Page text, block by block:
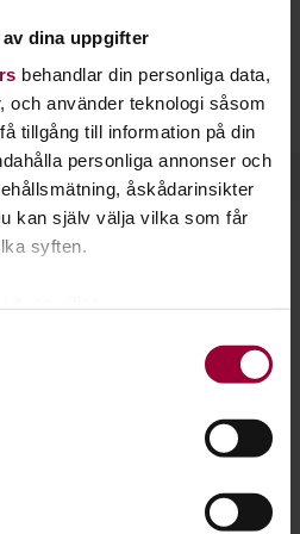
dina uppgifter
behandlar din personliga data,
och använder teknologi såsom
tillgång till information på din
personliga annonser och
åskådarinsikter
kan själv välja vilka som får
syften.
på upp till flera meter
personliga uppgifter
ditt samtycke när som
med andra. Odling är
om odling
andra genom att starta en